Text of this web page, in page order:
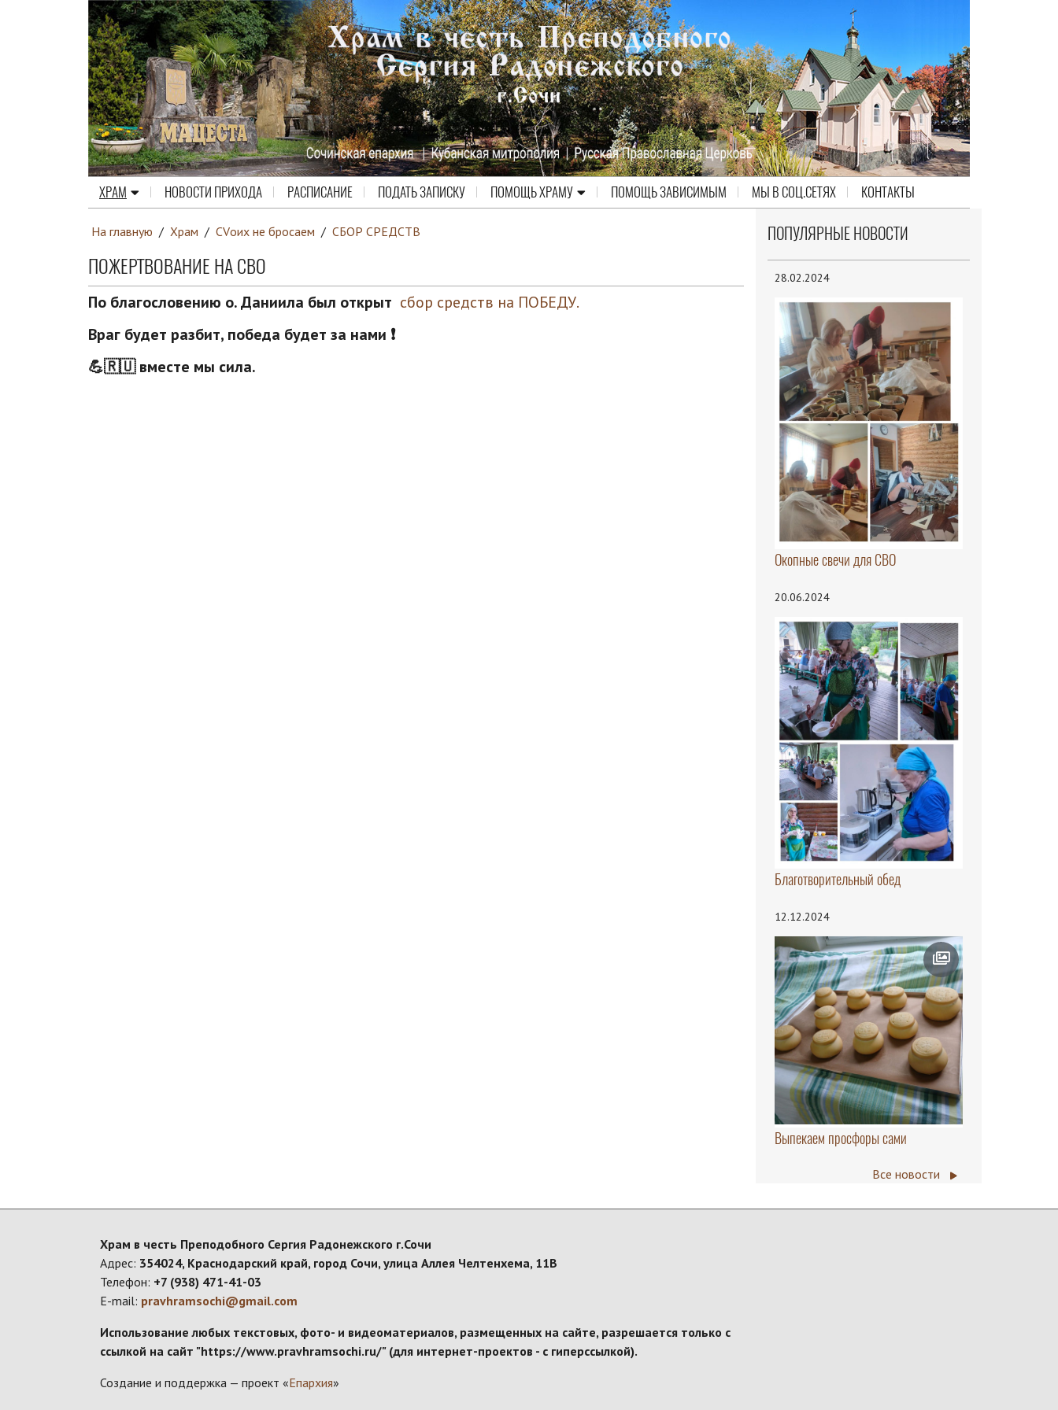
ХРАМ НОВОСТИ ПРИХОДА РАСПИСАНИЕ ПОДАТЬ ЗАПИСКУ ПОМОЩЬ ХРАМУ ПОМОЩЬ ЗАВИСИМЫМ МЫ В СОЦ.СЕТЯХ КОНТАКТЫ
На главную / Храм / СVоих не бросаем / СБОР СРЕДСТВ
ПОЖЕРТВОВАНИЕ НА СВО
По благословению о. Даниила был открыт сбор средств на ПОБЕДУ.
Враг будет разбит, победа будет за нами ❗️
💪🇷🇺 вместе мы сила.
ПОПУЛЯРНЫЕ НОВОСТИ
28.02.2024
Окопные свечи для СВО
20.06.2024
Благотворительный обед
12.12.2024
Выпекаем просфоры сами
Все новости
Храм в честь Преподобного Сергия Радонежского г.Сочи
Адрес: 354024, Краснодарский край, город Сочи, улица Аллея Челтенхема, 11В
Телефон: +7 (938) 471-41-03
E-mail: pravhramsochi@gmail.com
Использование любых текстовых, фото- и видеоматериалов, размещенных на сайте, разрешается только с
ссылкой на сайт "https://www.pravhramsochi.ru/" (для интернет-проектов - с гиперссылкой).
Создание и поддержка — проект «Епархия»